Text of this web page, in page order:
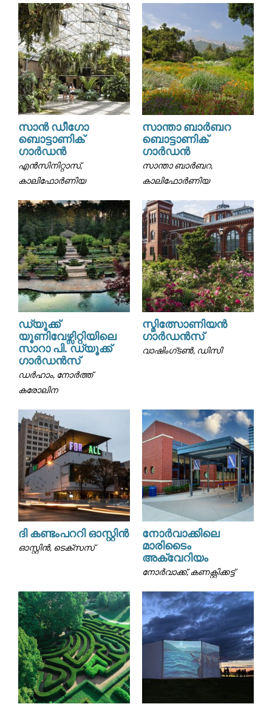
സാൻ ഡീഗോ
ബൊട്ടാണിക്
ഗാർഡൻ
എൻസിനിറ്റാസ്,
കാലിഫോർണിയ
സാന്താ ബാർബറ
ബൊട്ടാണിക്
ഗാർഡൻ
സാന്താ ബാർബറ,
കാലിഫോർണിയ
ഡ്യൂക്ക്
യൂണിവേഴ്സിറ്റിയിലെ
സാറാ പി. ഡ്യൂക്ക്
ഗാർഡൻസ്
ഡർഹാം, നോർത്ത്
കരോലിന
സ്മിത്സോണിയൻ
ഗാർഡൻസ്
വാഷിംഗ്ടൺ, ഡിസി
ദി കണ്ടംപററി ഓസ്റ്റിൻ
ഓസ്റ്റിൻ, ടെക്സസ്
നോർവാക്കിലെ
മാരിടൈം
അക്വേറിയം
നോർവാക്ക്, കണക്റ്റിക്കട്ട്